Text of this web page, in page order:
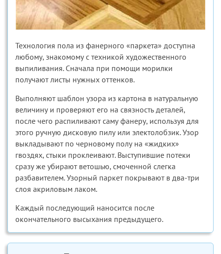
Технология пола из фанерного «паркета» доступна
любому, знакомому с техникой художественного
выпиливания. Сначала при помощи морилки
получают листы нужных оттенков.
Выполняют шаблон узора из картона в натуральную
величину и проверяют его на связность деталей,
после чего распиливают саму фанеру, используя для
этого ручную дисковую пилу или электолобзик. Узор
выкладывают по черновому полу на «жидких»
гвоздях, стыки проклеивают. Выступившие потеки
сразу же убирают ветошью, смоченной слегка
разбавителем. Узорный паркет покрывают в два-три
слоя акриловым лаком.
Каждый последующий наносится после
окончательного высыхания предыдущего.